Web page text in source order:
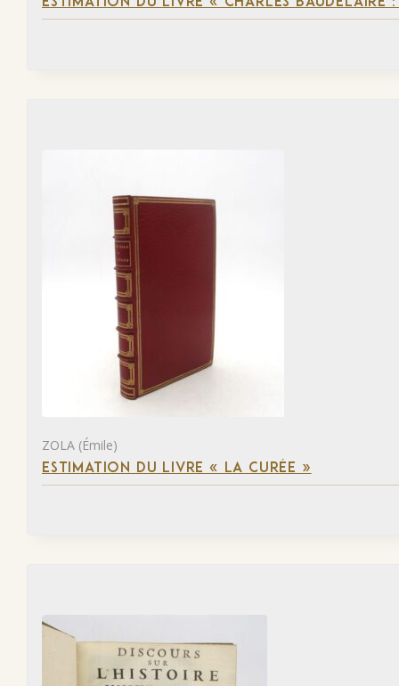
ESTIMATION DU LIVRE « CHARLES BAUDELAIRE
ZOLA (Émile)
ESTIMATION DU LIVRE « LA CURÉE »